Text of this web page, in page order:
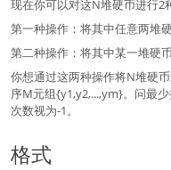
现在你可以对这N堆硬币进行2
第一种操作：将其中任意两堆
第二种操作：将其中某一堆硬
你想通过这两种操作将N堆硬
序M元组{y1,y2,...,ym}。问最
次数视为-1。
格式